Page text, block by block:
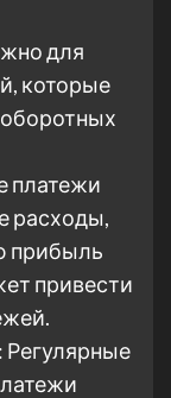
для
которые
платежи
расходы,
прибыль
привести
Регулярные